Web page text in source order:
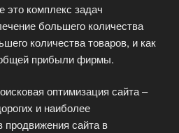
это комплекс задач
большего количества
количества товаров, и как
прибыли фирмы.
оптимизация сайта –
и наиболее
сайта в